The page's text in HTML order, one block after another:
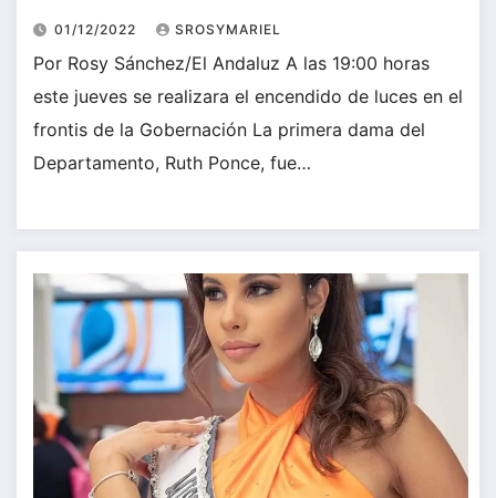
01/12/2022 SROSYMARIEL
Por Rosy Sánchez/El Andaluz A las 19:00 horas
este jueves se realizara el encendido de luces en el
frontis de la Gobernación La primera dama del
Departamento, Ruth Ponce, fue…